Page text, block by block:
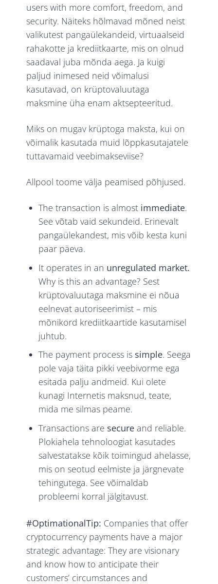
users with more comfort, freedom, and
security. Näiteks hõlmavad mõned neist
valikutest pangaülekandeid, virtuaalseid
rahakotte ja krediitkaarte, mis on olnud
saadaval juba mõnda aega. Ja kuigi
paljud inimesed neid võimalusi
kasutavad, on krüptovaluutaga
maksmine üha enam aktsepteeritud.
Miks on mugav krüptoga maksta, kui on
võimalik kasutada muid lõppkasutajatele
tuttavamaid veebimakseviise?
Allpool toome välja peamised põhjused.
The transaction is almost immediate.
See võtab vaid sekundeid. Erinevalt
pangaülekandest, mis võib kesta kuni
paar päeva.
It operates in an unregulated market.
Why is this an advantage? Sest
krüptovaluutaga maksmine ei nõua
eelnevat autoriseerimist – mis
mõnikord krediitkaartide kasutamisel
juhtub.
The payment process is simple. Seega
pole vaja täita pikki veebivorme ega
esitada palju andmeid. Kui olete
kunagi Internetis maksnud, teate,
mida me silmas peame.
Transactions are secure and reliable.
Plokiahela tehnoloogiat kasutades
salvestatakse kõik toimingud ahelasse,
mis on seotud eelmiste ja järgnevate
tehingutega. See võimaldab
probleemi korral jälgitavust.
#OptimationalTip: Companies that offer
cryptocurrency payments have a major
strategic advantage: They are visionary
and know how to anticipate their
customers’ circumstances and